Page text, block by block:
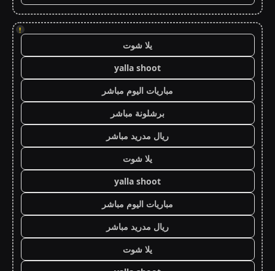
!
يلا شوت
yalla shoot
مباريات اليوم مباشر
برشلونة مباشر
ريال مدريد مباشر
يلا شوت
yalla shoot
مباريات اليوم مباشر
ريال مدريد مباشر
يلا شوت